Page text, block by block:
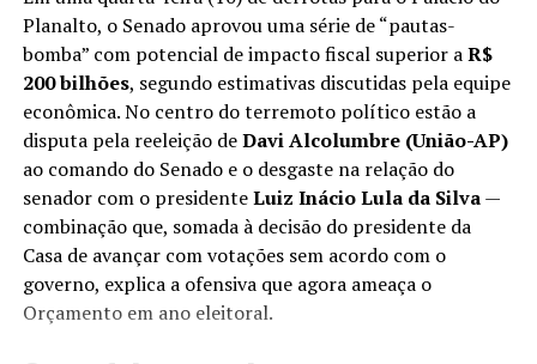
UP NEXT
Pacheco confirma que não disputará governo de MG e
diz que vai encerrar carreira política
DON'T MISS
PF apreende R$ 287 mil em dinheiro vivo dentro de
sacos de lixo na casa de servidor do INSS
de produção de tantos gênios… A seleção pode ser
campeã do mundo, mas o problema é que nossa
seleção não tem mais nenhum ídolo.”
Em encontro com Donald Trump, em 7 de maio, Lula
brincou sobre a entrada dos jogadores nos EUA
durante a Copa: “Espero que você não anule o visto
dos jogadores da seleção brasileira, porque a
gente vai vir para ganhar a Copa do Mundo.”
1958 — Anos Dourados e o fim do
“complexo de vira-lata”
Planalto, o Senado aprovou uma série de “pautas-
bomba” com potencial de impacto fiscal superior aR$
200 bilhões, segundo estimativas discutidas pela equipe
econômica. No centro do terremoto político estão a
disputa pela reeleição deDavi Alcolumbre (União-AP)
ao comando do Senado e o desgaste na relação do
senador com o presidenteLuiz Inácio Lula da Silva—
combinação que, somada à decisão do presidente da
Casa de avançar com votações sem acordo com o
governo, explica a ofensiva que agora ameaça o
Orçamento em ano eleitoral.